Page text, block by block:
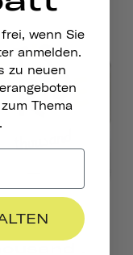
wenn Sie
anmelden.
zu neuen
Thema